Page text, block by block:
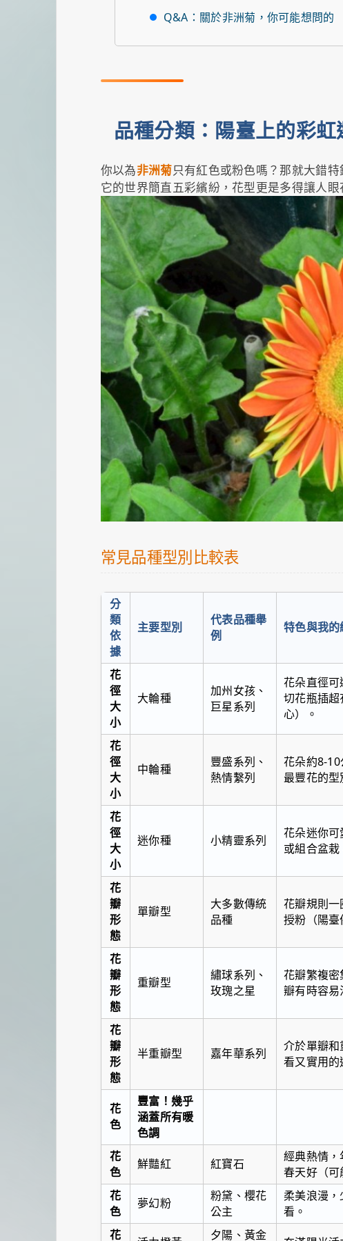
Q&A：關於非洲菊，你可能想問的
品種分類：陽臺上的彩虹
你以為非洲菊只有紅色或粉色嗎？那就大錯
它的世界簡直五彩繽紛，花型更是多得讓人眼
常見品種型別比較表
分
類
依
據
主要型別
代表品種舉
例
特色與我的
花
徑
大
小
大輪種
加州女孩、
巨星系列
花朵直徑可
切花瓶插
心）。
花
徑
大
小
中輪種
豐盛系列、
熱情繫列
花朵約8-
最豐花的型
花
徑
大
小
迷你種 小精靈系列
花朵迷你
或組合盆
花
瓣
形
態
單瓣型
大多數傳統
品種
花瓣規則
授粉（陽臺
花
瓣
形
態
重瓣型
繡球系列、
玫瑰之星
花瓣繁複
瓣有時容易
花
瓣
形
態
半重瓣型 嘉年華系列
介於單瓣
看又實用的
花
色
豐富！幾乎
涵蓋所有暖
色調
花
色
鮮豔紅 紅寶石
經典熱情
春天好（可
花
色
夢幻粉
粉黛、櫻花
公主
柔美浪漫
看。
花
夕陽、黃金